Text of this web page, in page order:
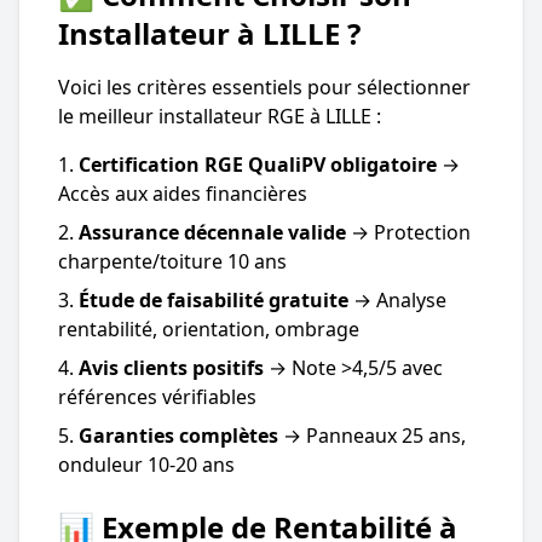
Installateur à LILLE ?
Voici les critères essentiels pour sélectionner
le meilleur installateur RGE à LILLE :
Certification RGE QualiPV obligatoire →
Accès aux aides financières
Assurance décennale valide → Protection
charpente/toiture 10 ans
Étude de faisabilité gratuite → Analyse
rentabilité, orientation, ombrage
Avis clients positifs → Note >4,5/5 avec
références vérifiables
Garanties complètes → Panneaux 25 ans,
onduleur 10-20 ans
📊 Exemple de Rentabilité à